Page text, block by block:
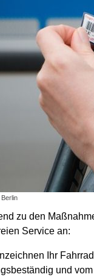
Berlin
zu den
Service an:
Ihr
und